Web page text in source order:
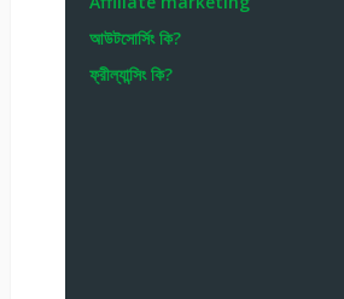
আউটসোর্সিং কি?
ফ্রীল্যান্সিং কি?